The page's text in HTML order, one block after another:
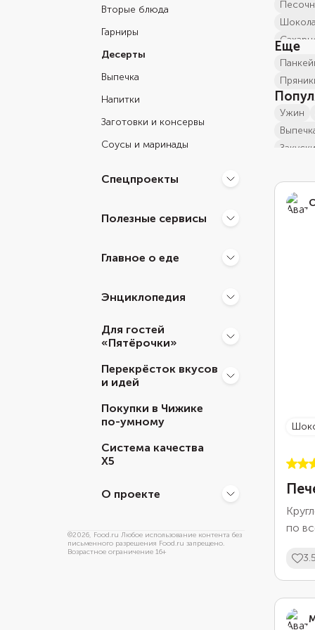
Вторые блюда
Гарниры
Десерты
Выпечка
Напитки
Заготовки и консервы
Соусы и маринады
Спецпроекты
Полезные сервисы
Главное о еде
Энциклопедия
Для гостей
«Пятёрочки»
Перекрёсток вкусов
и идей
Покупки в Чижике
по-умному
Система качества
Х5
О проекте
©2026, Food.ru Любое использование контента без
письменного разрешения Food.ru запрещено.
Возрастное ограничение 16+
крекеры
Еще
ужин
закуски
блюда
по